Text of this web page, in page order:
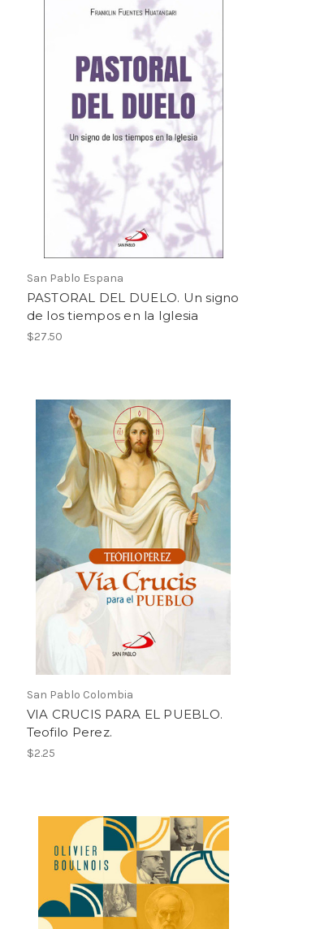
San Pablo Espana
PASTORAL DEL DUELO. Un signo
de los tiempos en la Iglesia
$27.50
San Pablo Colombia
VIA CRUCIS PARA EL PUEBLO.
Teofilo Perez.
$2.25